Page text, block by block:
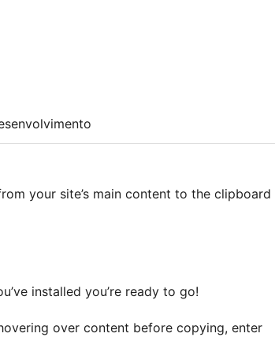
your site’s main content to the clipboard
installed you’re ready to go!
over content before copying, enter